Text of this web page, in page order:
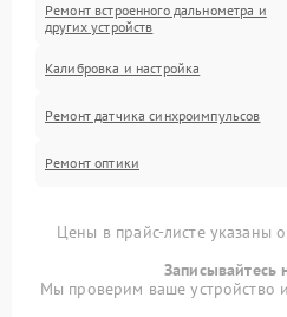
Ремонт встроенного дальнометра и
других устройств
Калибровка и настройка
Ремонт датчика синхроимпульсов
Ремонт оптики
Цены в прайс-листе указаны
Записывайтесь
Мы проверим ваше устройство